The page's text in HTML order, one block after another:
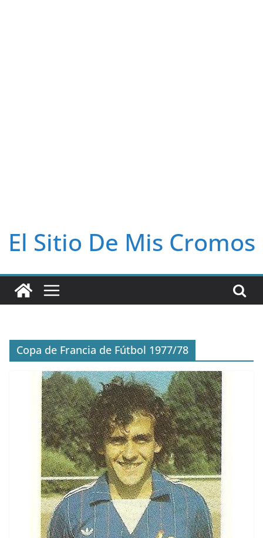
El Sitio De Mis Cromos
Copa de Francia de Fútbol 1977/78